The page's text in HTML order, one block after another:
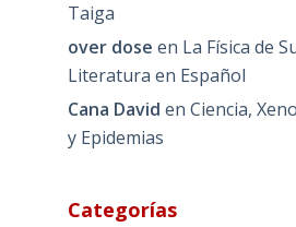
Taiga
over dose en La Física de
Literatura en Español
Cana David en Ciencia,
y Epidemias
Categorías